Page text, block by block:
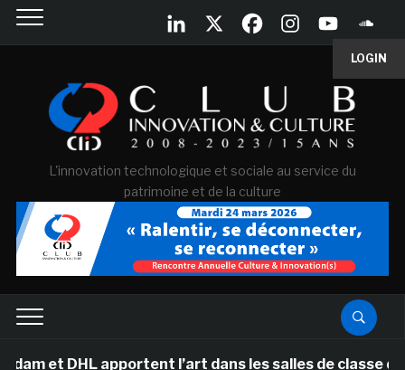
LOGIN
L'innovation technologique et sociale au service du
patrimoine et de la culture
l’art dans les salles de classe des écoles